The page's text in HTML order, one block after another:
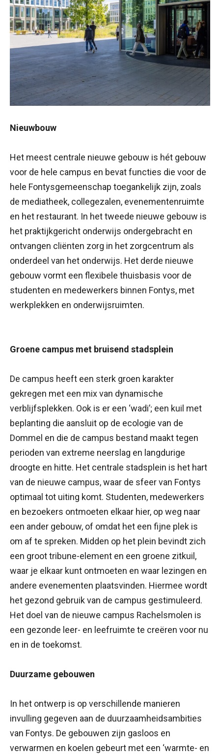
Nieuwbouw
Het meest centrale nieuwe gebouw is hét gebouw
voor de hele campus en bevat functies die voor de
hele Fontysgemeenschap toegankelijk zijn, zoals
de mediatheek, collegezalen, evenementenruimte
en het restaurant. In het tweede nieuwe gebouw is
het praktijkgericht onderwijs ondergebracht en
ontvangen cliënten zorg in het zorgcentrum als
onderdeel van het onderwijs. Het derde nieuwe
gebouw vormt een flexibele thuisbasis voor de
studenten en medewerkers binnen Fontys, met
werkplekken en onderwijsruimten.
Groene campus met bruisend stadsplein
De campus heeft een sterk groen karakter
gekregen met een mix van dynamische
verblijfsplekken. Ook is er een ‘wadi’; een kuil met
beplanting die aansluit op de ecologie van de
Dommel en die de campus bestand maakt tegen
perioden van extreme neerslag en langdurige
droogte en hitte. Het centrale stadsplein is het hart
van de nieuwe campus, waar de sfeer van Fontys
optimaal tot uiting komt. Studenten, medewerkers
en bezoekers ontmoeten elkaar hier, op weg naar
een ander gebouw, of omdat het een fijne plek is
om af te spreken. Midden op het plein bevindt zich
een groot tribune-element en een groene zitkuil,
waar je elkaar kunt ontmoeten en waar lezingen en
andere evenementen plaatsvinden. Hiermee wordt
het gezond gebruik van de campus gestimuleerd.
Het doel van de nieuwe campus Rachelsmolen is
een gezonde leer- en leefruimte te creëren voor nu
en in de toekomst.
Duurzame gebouwen
In het ontwerp is op verschillende manieren
invulling gegeven aan de duurzaamheidsambities
van Fontys. De gebouwen zijn gasloos en
verwarmen en koelen gebeurt met een ‘warmte- en